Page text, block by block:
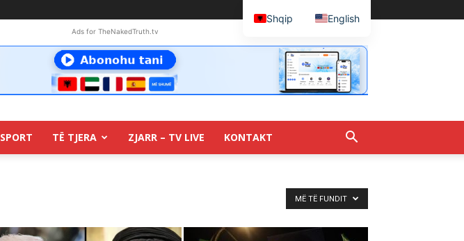
Ads for TheNakedTruth.tv
SPORT TË TJERA ZJARR – TV LIVE KONTAKT
MË TË FUNDIT
Shqip English